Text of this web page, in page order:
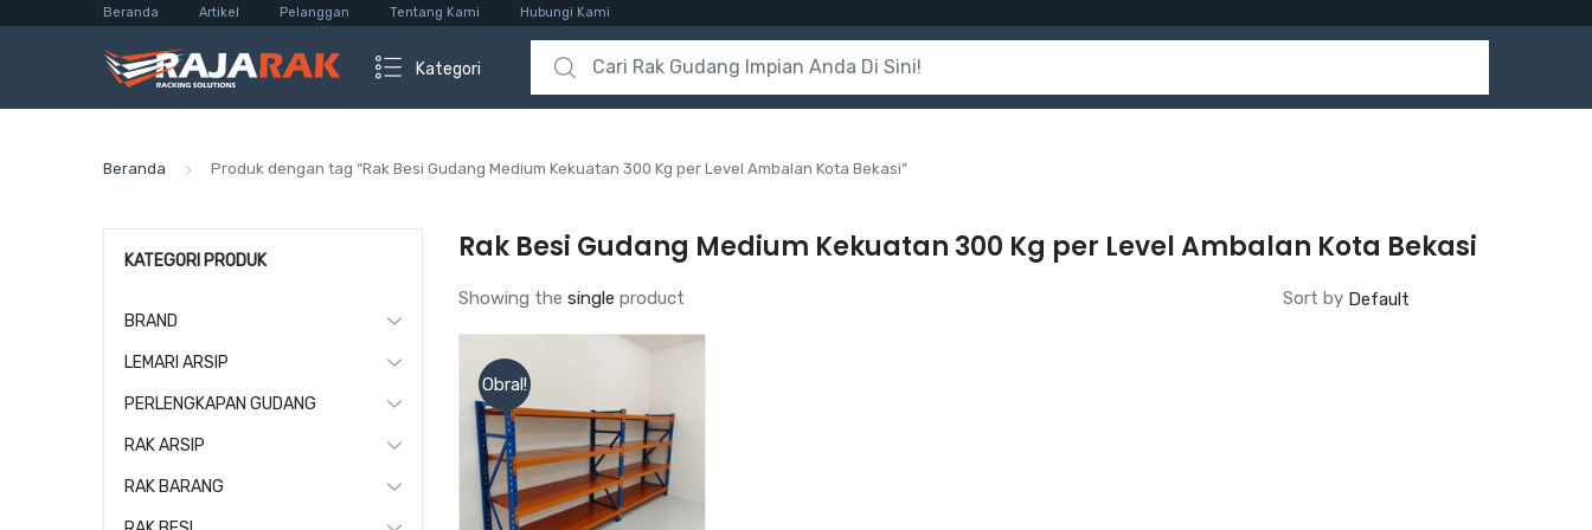
Beranda Artikel Pelanggan Tentang Kami Hubungi Kami
Kategori
Search for:
Beranda Produk dengan tag “Rak Besi Gudang Medium Kekuatan 300 Kg per Level Ambalan Kota Bekasi”
Rak Besi Gudang Medium Kekuatan 300 Kg per Level Ambalan Kota Bekasi
Showing the single product Sort by
Obral!
KATEGORI PRODUK
BRAND
LEMARI ARSIP
PERLENGKAPAN GUDANG
RAK ARSIP
RAK BARANG